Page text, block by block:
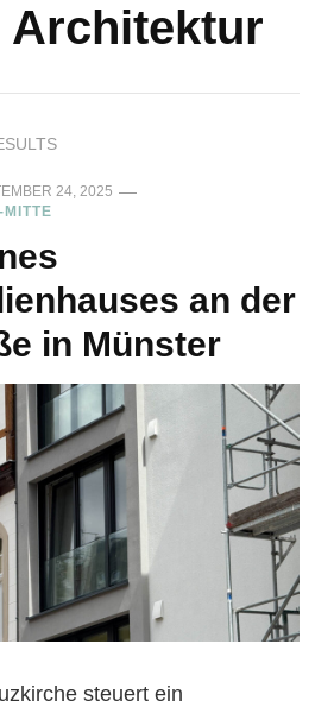
Architektur
24, 2025
MITTE
an der
in Münster
steuert ein